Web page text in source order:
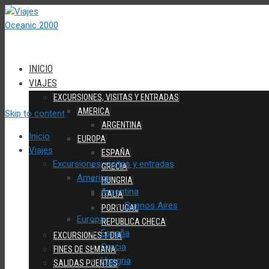
INICIO
VIAJES
EXCURSIONES, VISITAS Y ENTRADAS
AMERICA
ARGENTINA
EUROPA
ESPAÑA
GRECIA
HUNGRIA
ITALIA
PORTUGAL
REPUBLICA CHECA
EXCURSIONES 1 DIA
FINES DE SEMANA
SALIDAS PUENTES
Skip to content
Inicio
Viajes
Excursiones, visitas y entradas
America
Argentina
Buenos Aires
Europa
España
Grecia
Hungria